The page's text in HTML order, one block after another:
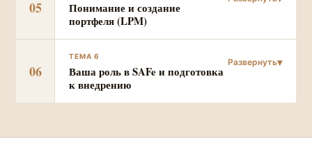
05
Понимание и создание
портфеля (LPM)
06
ТЕМА 6
Ваша роль в SAFe и подготовка
к внедрению